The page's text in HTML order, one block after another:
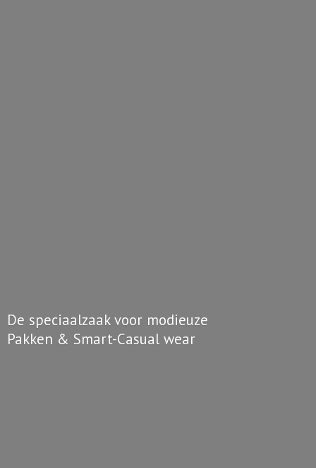
De speciaalzaak voor modieuze
Pakken & Smart-Casual wear